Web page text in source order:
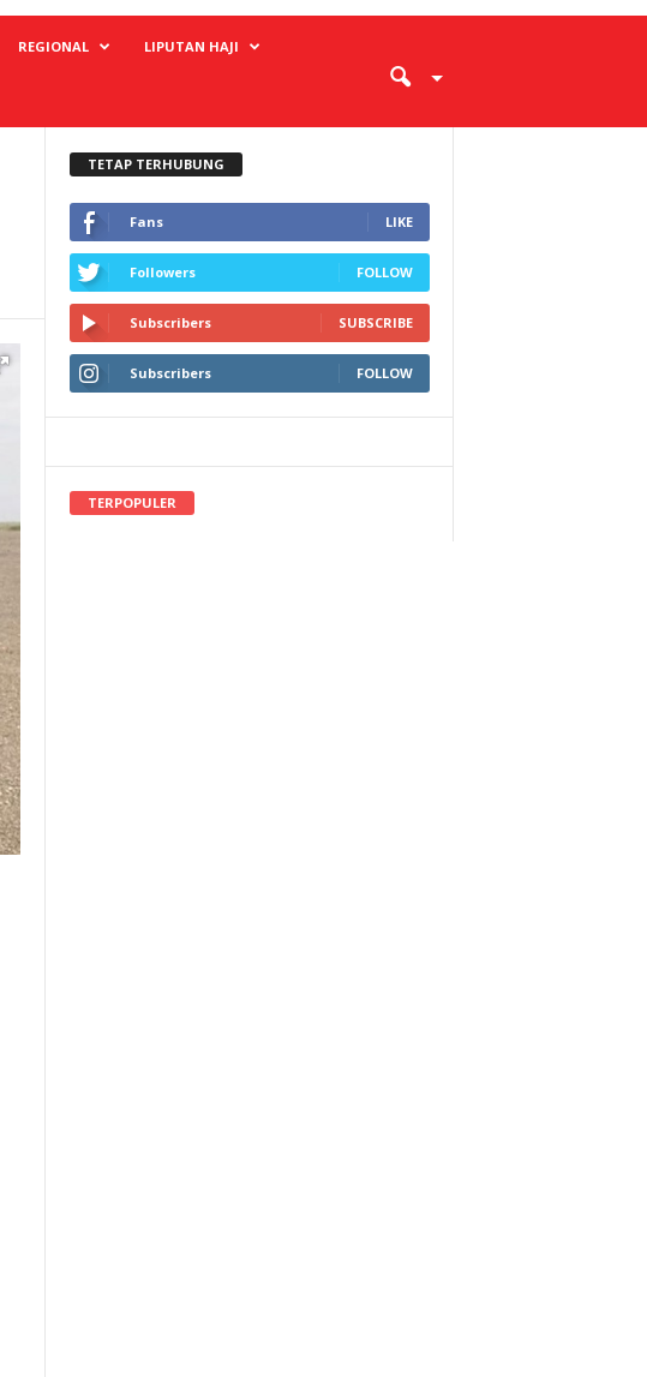
REGIONAL LIPUTAN HAJI
TETAP TERHUBUNG
Fans LIKE
Followers FOLLOW
Subscribers SUBSCRIBE
Subscribers FOLLOW